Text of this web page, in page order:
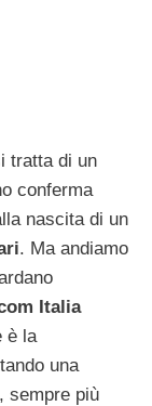
tratta di un
conferma
nascita di un
. Ma andiamo
Italia
è la
una
sempre più